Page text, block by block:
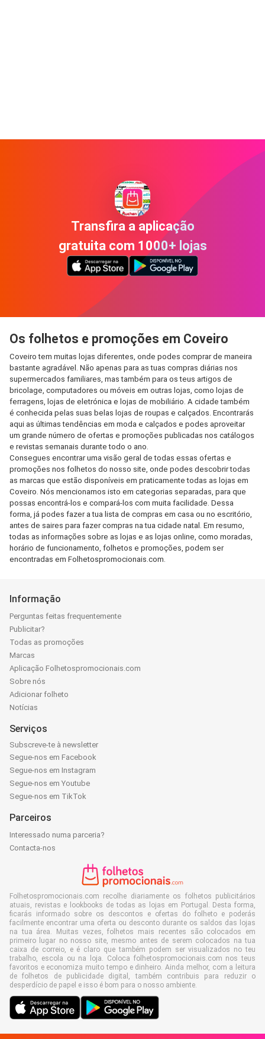
Transfira a aplicação
gratuita com 1000+ lojas
Os folhetos e promoções em Coveiro
Coveiro tem muitas lojas diferentes, onde podes comprar de maneira
bastante agradável. Não apenas para as tuas compras diárias nos
supermercados familiares, mas também para os teus artigos de
bricolage, computadores ou móveis em outras lojas, como lojas de
ferragens, lojas de eletrónica e lojas de mobiliário. A cidade também
é conhecida pelas suas belas lojas de roupas e calçados. Encontrarás
aqui as últimas tendências em moda e calçados e podes aproveitar
um grande número de ofertas e promoções publicadas nos catálogos
e revistas semanais durante todo o ano.
Consegues encontrar uma visão geral de todas essas ofertas e
promoções nos folhetos do nosso site, onde podes descobrir todas
as marcas que estão disponíveis em praticamente todas as lojas em
Coveiro. Nós mencionamos isto em categorias separadas, para que
possas encontrá-los e compará-los com muita facilidade. Dessa
forma, já podes fazer a tua lista de compras em casa ou no escritório,
antes de saires para fazer compras na tua cidade natal. Em resumo,
todas as informações sobre as lojas e as lojas online, como moradas,
horário de funcionamento, folhetos e promoções, podem ser
encontradas em Folhetospromocionais.com.
Informação
Perguntas feitas frequentemente
Publicitar?
Todas as promoções
Marcas
Aplicação Folhetospromocionais.com
Sobre nós
Adicionar folheto
Notícias
Serviços
Subscreve-te à newsletter
Segue-nos em Facebook
Segue-nos em Instagram
Segue-nos em Youtube
Segue-nos em TikTok
Parceiros
Interessado numa parceria?
Contacta-nos
Folhetospromocionais.com recolhe diariamente os folhetos publicitários
atuais, revistas e lookbooks de todas as lojas em Portugal. Desta forma,
ficarás informado sobre os descontos e ofertas do folheto e poderás
facilmente encontrar uma oferta ou desconto durante os saldos das lojas
na tua área. Muitas vezes, folhetos mais recentes são colocados em
primeiro lugar no nosso site, mesmo antes de serem colocados na tua
caixa de correio, e é claro que também podem ser visualizados no teu
trabalho, escola ou na loja. Coloca folhetospromocionais.com nos teus
favoritos e economiza muito tempo e dinheiro. Ainda melhor, com a leitura
de folhetos de publicidade digital, também contribuis para reduzir o
desperdício de papel e isso é bom para o nosso ambiente.